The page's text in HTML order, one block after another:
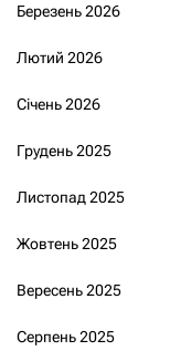
Березень 2026
Лютий 2026
Січень 2026
Грудень 2025
Листопад 2025
Жовтень 2025
Вересень 2025
Серпень 2025